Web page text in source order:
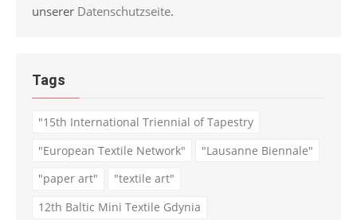
unserer Datenschutzseite.
Tags
"15th International Triennial of Tapestry
"European Textile Network"
"Lausanne Biennale"
"paper art"
"textile art"
12th Baltic Mini Textile Gdynia